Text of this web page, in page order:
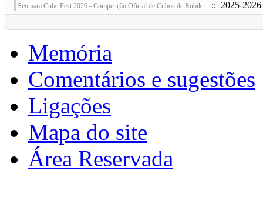
Seomara Cube Fest 2026 - Competição Oficial de Cubos de Rubik
:: 2025-2026
Memória
Comentários e sugestões
Ligações
Mapa do site
Área Reservada